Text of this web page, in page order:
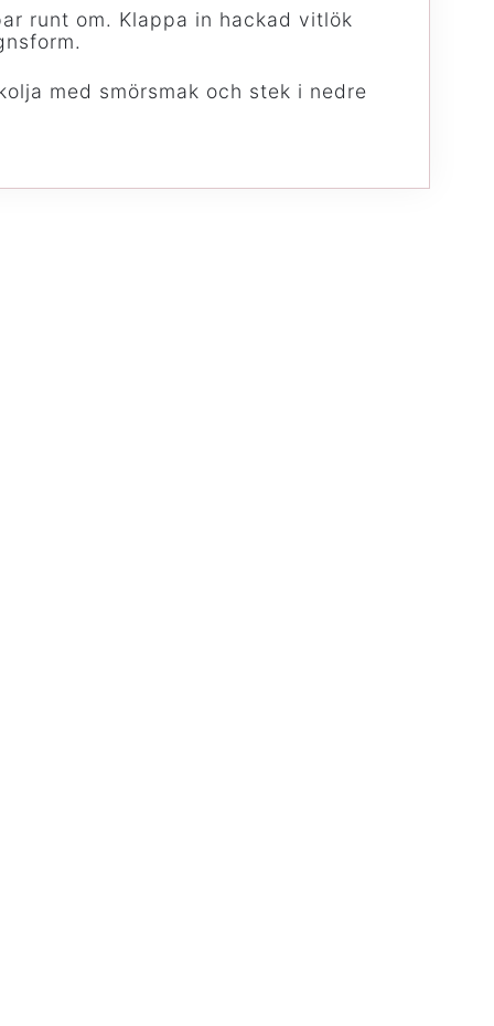
runt om. Klappa in hackad vitlök
med smörsmak och stek i nedre